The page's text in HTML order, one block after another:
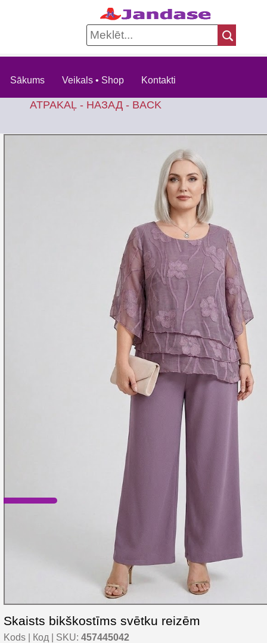
Sākums Veikals • Shop Kontakti
ATPAKAĻ - НАЗАД - BACK
Skaists bikškostīms svētku reizēm
Kods | Код | SKU: 457445042